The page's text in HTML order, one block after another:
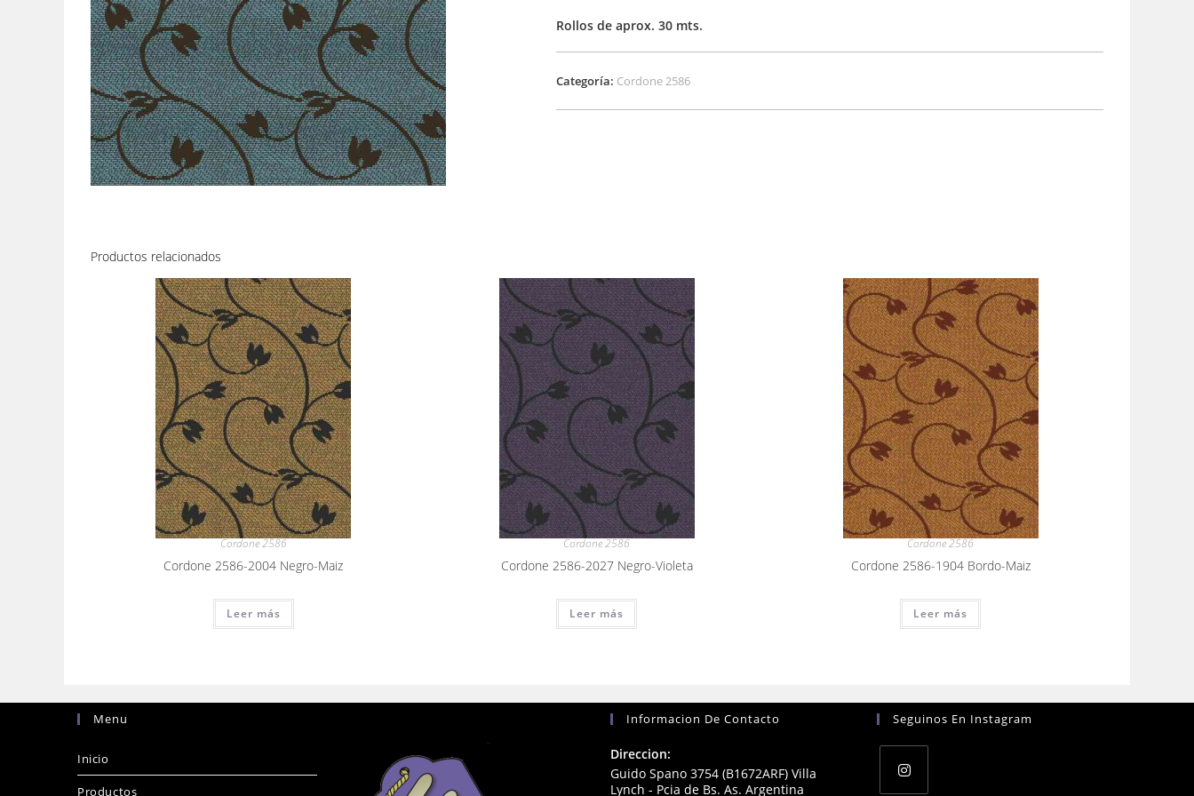
Rollos de aprox. 30 mts.
Categoría: Cordone 2586
Productos relacionados
Cordone 2586
Cordone 2586-2004 Negro-Maiz
Leer más
Cordone 2586
Cordone 2586-2027 Negro-Violeta
Leer más
Cordone 2586
Cordone 2586-1904 Bordo-Maiz
Leer más
Menu
Inicio
Productos
Informacion De Contacto
Direccion:
Guido Spano 3754 (B1672ARF) Villa
Lynch - Pcia de Bs. As. Argentina
Seguinos En Instagram